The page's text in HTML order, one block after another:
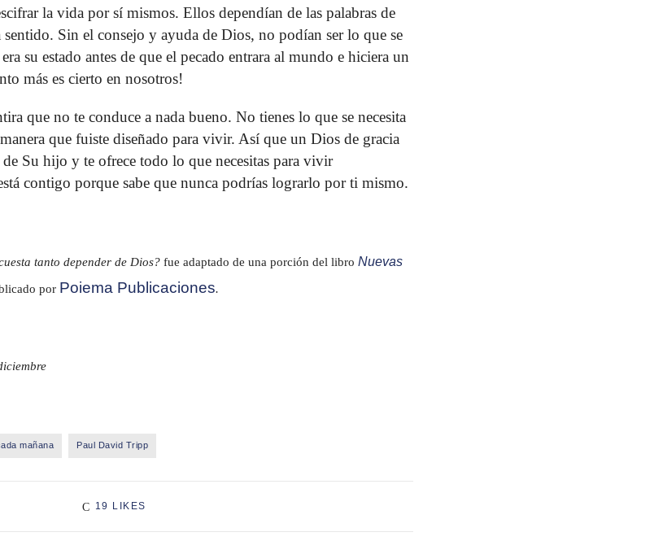
la vida por sí mismos. Ellos dependían de las palabras de
Sin el consejo y ayuda de Dios, no podían ser lo que se
su estado antes de que el pecado entrara al mundo e hiciera un
más es cierto en nosotros!
que no te conduce a nada bueno. No tienes lo que se necesita
que fuiste diseñado para vivir. Así que un Dios de gracia
Su hijo y te ofrece todo lo que necesitas para vivir
contigo porque sabe que nunca podrías lograrlo por ti mismo.
tanto depender de Dios? fue adaptado de una porción del libro Nuevas
por Poiema Publicaciones.
mañana Paul David Tripp
19 LIKES